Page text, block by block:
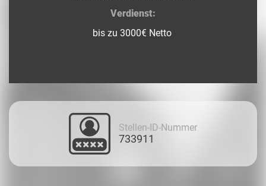
Verdienst:
bis zu 3000€ Netto
Stellen-ID-Nummer
733911